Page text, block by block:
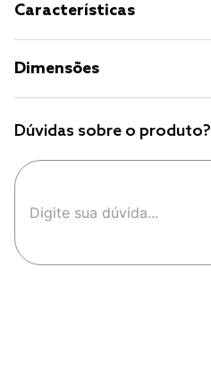
Características
Dimensões
Dúvidas sobre o produto?